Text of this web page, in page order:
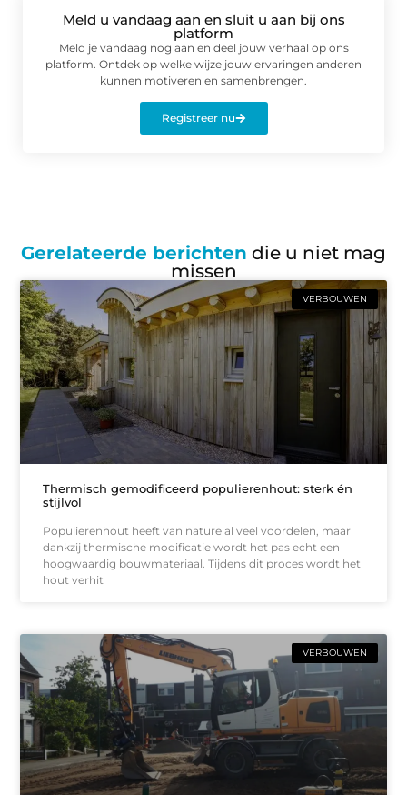
Meld u vandaag aan en sluit u aan bij ons
platform
Meld je vandaag nog aan en deel jouw verhaal op ons
platform. Ontdek op welke wijze jouw ervaringen anderen
kunnen motiveren en samenbrengen.
Registreer nu
Gerelateerde berichten die u niet mag
missen
VERBOUWEN
Thermisch gemodificeerd populierenhout: sterk én
stijlvol
Populierenhout heeft van nature al veel voordelen, maar
dankzij thermische modificatie wordt het pas echt een
hoogwaardig bouwmateriaal. Tijdens dit proces wordt het
hout verhit
VERBOUWEN